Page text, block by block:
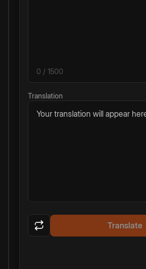
0 / 1500
Translation
Your translation will appear
Translate